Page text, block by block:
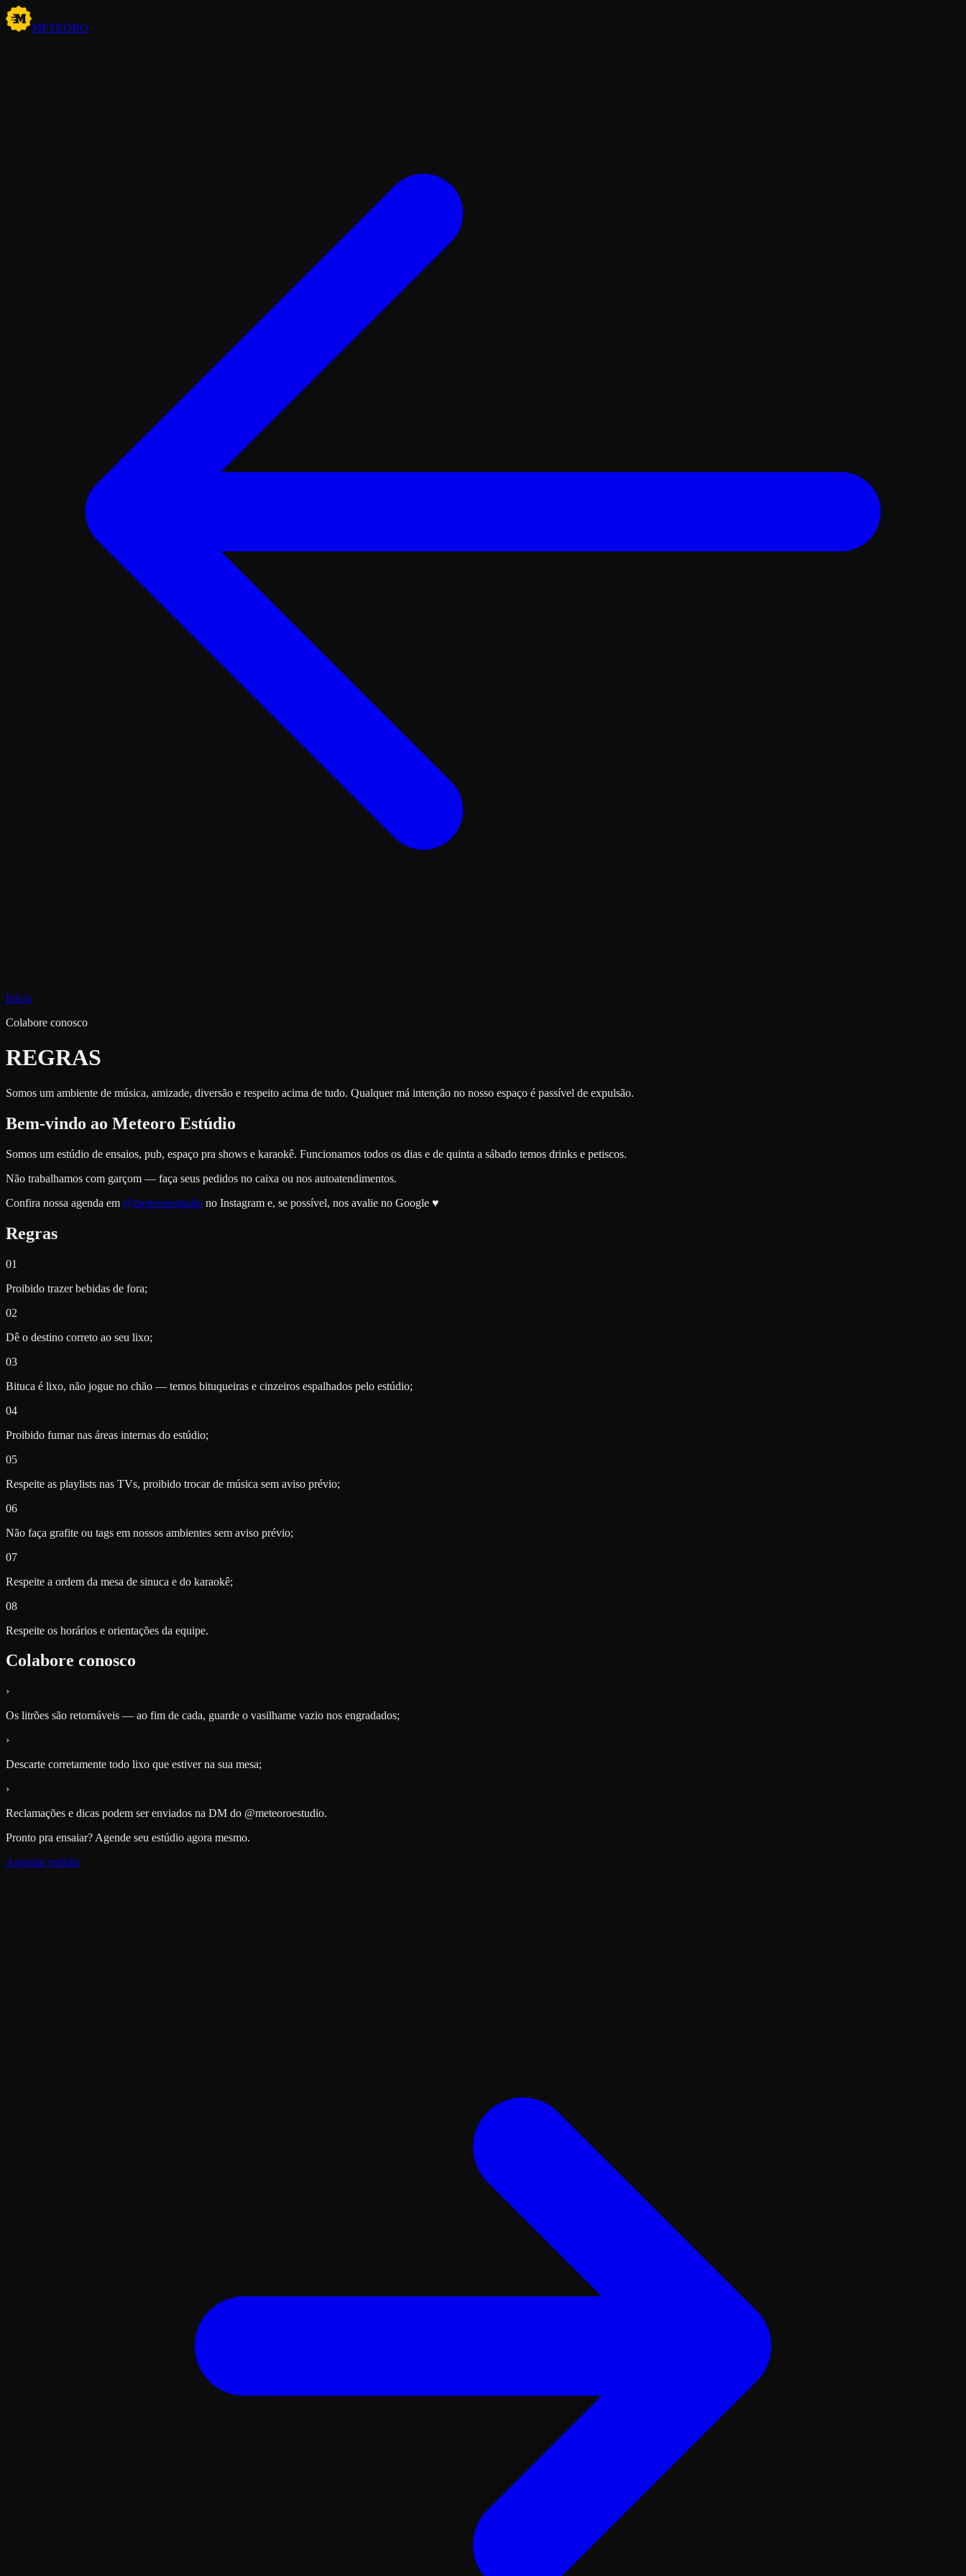
METEORO
Início
Colabore conosco
REGRAS
Somos um ambiente de música, amizade, diversão e respeito acima de tudo. Qualquer má intenção no nosso espaço é passível de expulsão.
Bem-vindo ao Meteoro Estúdio
Somos um estúdio de ensaios, pub, espaço pra shows e karaokê. Funcionamos todos os dias e de quinta a sábado temos drinks e petiscos.
Não trabalhamos com garçom — faça seus pedidos no caixa ou nos autoatendimentos.
Confira nossa agenda em @meteoroestudio no Instagram e, se possível, nos avalie no Google ♥
Regras
01
Proibido trazer bebidas de fora;
02
Dê o destino correto ao seu lixo;
03
Bituca é lixo, não jogue no chão — temos bituqueiras e cinzeiros espalhados pelo estúdio;
04
Proibido fumar nas áreas internas do estúdio;
05
Respeite as playlists nas TVs, proibido trocar de música sem aviso prévio;
06
Não faça grafite ou tags em nossos ambientes sem aviso prévio;
07
Respeite a ordem da mesa de sinuca e do karaokê;
08
Respeite os horários e orientações da equipe.
Colabore conosco
›
Os litrões são retornáveis — ao fim de cada, guarde o vasilhame vazio nos engradados;
›
Descarte corretamente todo lixo que estiver na sua mesa;
›
Reclamações e dicas podem ser enviados na DM do @meteoroestudio.
Pronto pra ensaiar? Agende seu estúdio agora mesmo.
Agendar estúdio